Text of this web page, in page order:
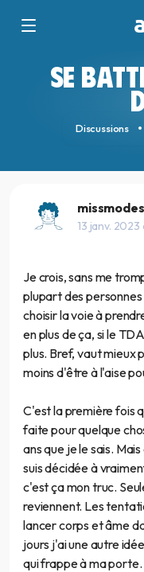
SE
Discussions
13 janv. 2023
Je crois, sans me
plupart des
choisir la voie à
en plus de ça, si le
plus. Bref, vaut
moins d'être à l'aise
C'est la première fois
faite pour quelque
ans que je le sais.
suis décidée à
c'est ça mon truc.
reviennent. Les
lancer corps et âme
jours j'ai une autre
qui frappe à ma